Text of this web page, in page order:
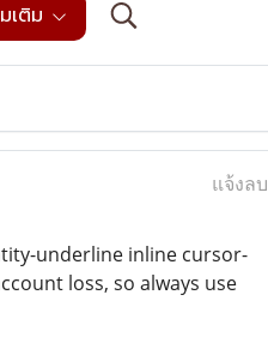
เติม
แจ้งลบ
underline inline cursor-
loss, so always use